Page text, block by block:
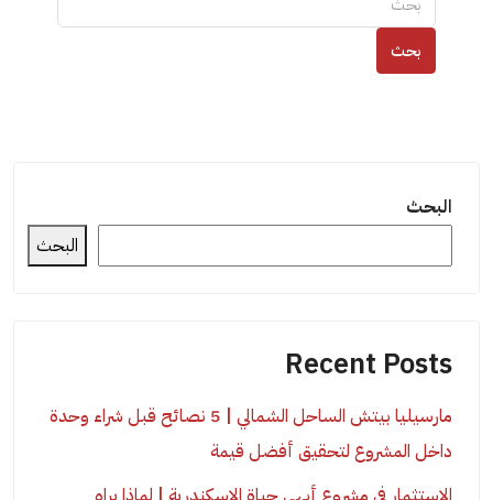
بحث
البحث
البحث
Recent Posts
مارسيليا بيتش الساحل الشمالي | 5 نصائح قبل شراء وحدة
داخل المشروع لتحقيق أفضل قيمة